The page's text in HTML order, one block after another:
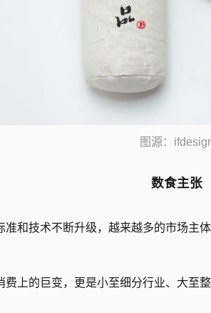
图源：
数食主张
准和技术不断升级，越来越多的市场主
费上的巨变，更是小至细分行业、大至